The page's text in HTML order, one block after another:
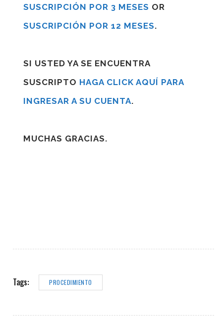
SUSCRIPCIÓN POR 3 MESES OR
SUSCRIPCIÓN POR 12 MESES.
SI USTED YA SE ENCUENTRA
SUSCRIPTO HAGA CLICK AQUÍ PARA
INGRESAR A SU CUENTA.
MUCHAS GRACIAS.
Tags: PROCEDIMIENTO